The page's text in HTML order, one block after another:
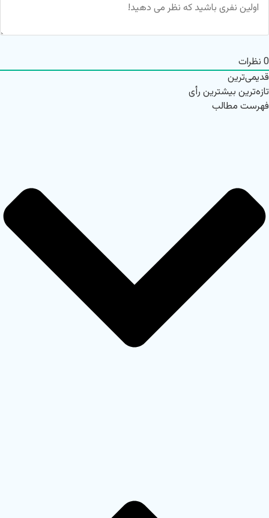
0 نظرات
قدیمی‌ترین
تازه‌ترین بیشترین رأی
فهرست مطالب